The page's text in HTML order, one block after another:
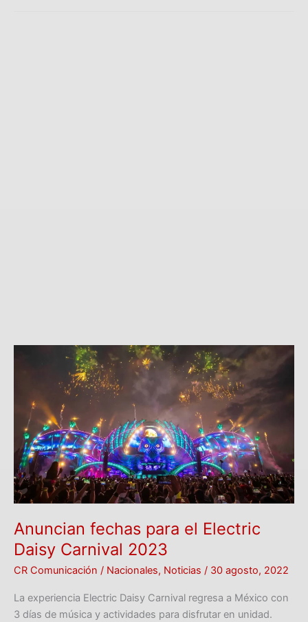
Anuncian fechas para el Electric
Daisy Carnival 2023
CR Comunicación / Nacionales, Noticias / 30 agosto, 2022
La experiencia Electric Daisy Carnival regresa a México con
3 días de música y actividades para disfrutar en unidad.
Electric
Daisy
Carnival
2023